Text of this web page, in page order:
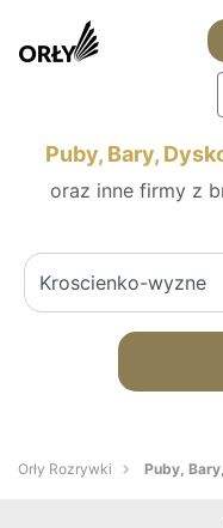
Puby, Bary,
oraz inne firmy z
Orły Rozrywki Puby,